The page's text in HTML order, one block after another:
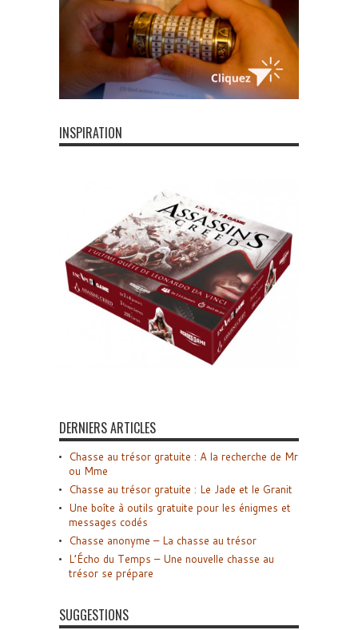
INSPIRATION
DERNIERS ARTICLES
Chasse au trésor gratuite : A la recherche de Mr
ou Mme
Chasse au trésor gratuite : Le Jade et le Granit
Une boîte à outils gratuite pour les énigmes et
messages codés
Chasse anonyme – La chasse au trésor
L’Écho du Temps – Une nouvelle chasse au
trésor se prépare
SUGGESTIONS